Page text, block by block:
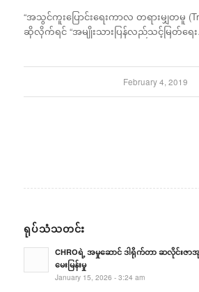
“အသွင်ကူးပြောင်းရေးကာလ တရားမျှတမူ
ဆိုလိုက်ရင် “အမျိုးသားပြန်လည်သင့်မြတ်ရေ
February 4, 2019
ရုပ်သံသတင်း
CHROရဲ့ အမှုဆောင် ဒါရိုက်တာ ဆလိုင်း
မေးမြန်းမှု
January 15, 2026 - 3:24 am